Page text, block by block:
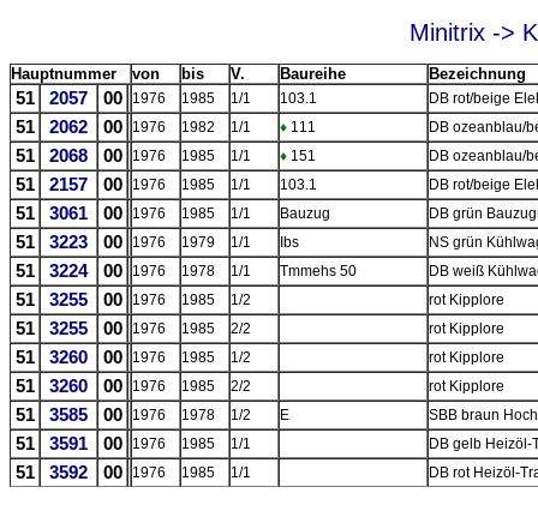
Minitrix ->
Hauptnummer von bis V. Baureihe Bezeichnung
51 2057 00 1976 1985 1/1 103.1 DB rot/beige
51 2062 00 1976 1982 1/1 ♦ 111 DB ozeanblau/
51 2068 00 1976 1985 1/1 ♦ 151 DB ozeanblau/
51 2157 00 1976 1985 1/1 103.1 DB rot/beige
51 3061 00 1976 1985 1/1 Bauzug DB grün
51 3223 00 1976 1979 1/1 Ibs NS grün
51 3224 00 1976 1978 1/1 Tmmehs 50 DB weiß
51 3255 00 1976 1985 1/2 rot Kipplore
51 3255 00 1976 1985 2/2 rot Kipplore
51 3260 00 1976 1985 1/2 rot Kipplore
51 3260 00 1976 1985 2/2 rot Kipplore
51 3585 00 1976 1978 1/2 E SBB braun
51 3591 00 1976 1985 1/1 DB gelb Heizöl-
51 3592 00 1976 1985 1/1 DB rot Heizöl-